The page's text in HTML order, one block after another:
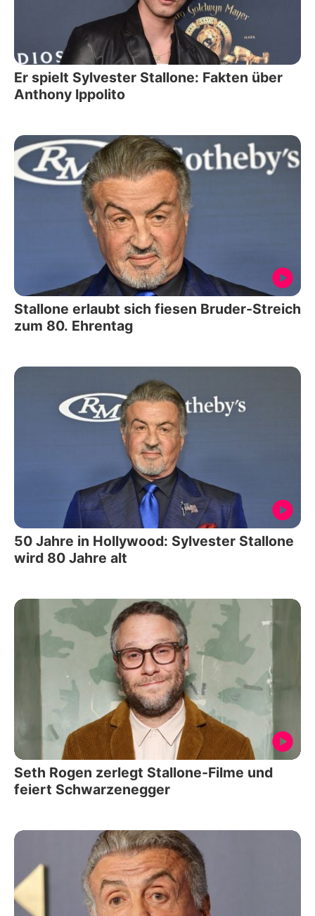
Er spielt Sylvester Stallone: Fakten über
Anthony Ippolito
Stallone erlaubt sich fiesen Bruder-Streich
zum 80. Ehrentag
50 Jahre in Hollywood: Sylvester Stallone
wird 80 Jahre alt
Seth Rogen zerlegt Stallone-Filme und
feiert Schwarzenegger